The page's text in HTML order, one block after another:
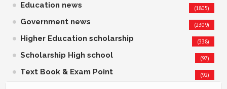
Education news (1805)
Government news (2309)
Higher Education scholarship (338)
Scholarship High school (97)
Text Book & Exam Point (92)